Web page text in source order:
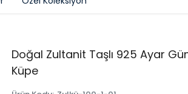
Doğal Zultanit Taşlı 925 Ayar
Küpe